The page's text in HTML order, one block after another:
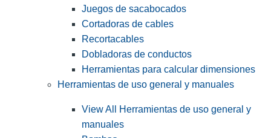
Juegos de sacabocados
Cortadoras de cables
Recortacables
Dobladoras de conductos
Herramientas para calcular dimensiones
Herramientas de uso general y manuales
View All Herramientas de uso general y
manuales